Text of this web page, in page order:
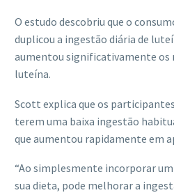
O estudo descobriu que o
duplicou a ingestão diária de
aumentou significativamente os
luteína.
Scott explica que os
terem uma baixa ingestão
que aumentou rapidamente em
“Ao simplesmente incorporar
sua dieta, pode melhorar a